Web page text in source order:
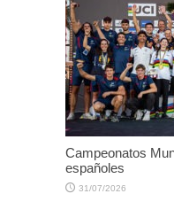
Campeonatos
españoles
31/07/2026